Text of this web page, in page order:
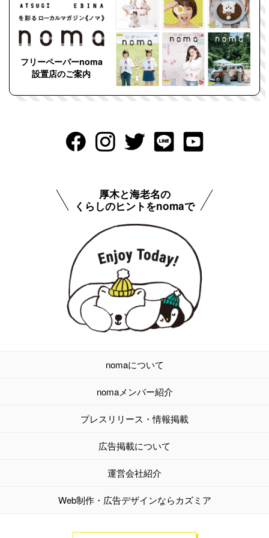
フリーペーパーnoma
設置店のご案内
厚木と海老名の
くらしのヒントをnomaで
nomaについて
nomaメンバー紹介
プレスリリース・情報掲載
広告掲載について
運営会社紹介
Web制作・広告デザインならカズミア